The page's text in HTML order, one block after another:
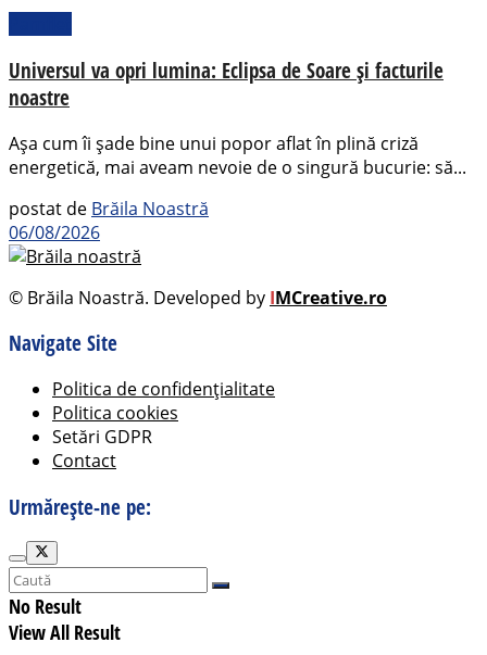
Universul va opri lumina: Eclipsa de Soare și facturile
noastre
Așa cum îi șade bine unui popor aflat în plină criză
energetică, mai aveam nevoie de o singură bucurie: să...
postat de Brăila Noastră
06/08/2026
© Brăila Noastră. Developed by IMCreative.ro
Navigate Site
Politica de confidențialitate
Politica cookies
Setări GDPR
Contact
Urmărește-ne pe:
No Result
View All Result